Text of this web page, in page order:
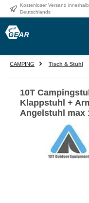
Zum Hauptinhalt springen
Kostenloser Versand innerhalb
Deutschlands
CAMPING Tisch & Stuhl
10T
Klappstuhl +
Angelstuhl max